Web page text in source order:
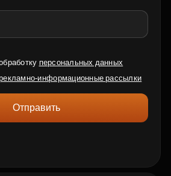
персональных данных
информационные рассылки
Отправить